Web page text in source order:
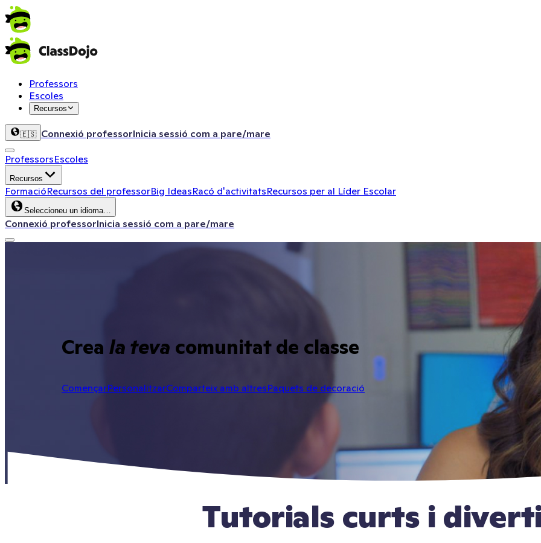
Professors
Escoles
Recursos
🇪🇸 Connexió professorInicia sessió com a pare/mare
ProfessorsEscoles
Recursos
FormacióRecursos del professorBig IdeasRacó d'activitatsRecursos per al Líder Escolar
Seleccioneu un idioma…
Connexió professorInicia sessió com a pare/mare
Crea la teva comunitat de classe
ComençarPersonalitzarComparteix amb altresPaquets de decoració
Tutorials curts i